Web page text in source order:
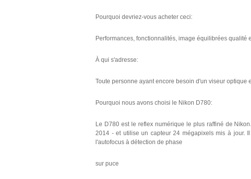
Pourquoi devriez-vous acheter ceci:
Performances, fonctionnalités, image équilibrées qualité
À qui s'adresse:
Toute personne ayant encore besoin d'un viseur optique
Pourquoi nous avons choisi le Nikon D780:
Le D780 est le reflex numérique le plus raffiné de
2014 - et utilise un capteur 24 mégapixels mis à jour.
l'autofocus à détection de phase
sur puce